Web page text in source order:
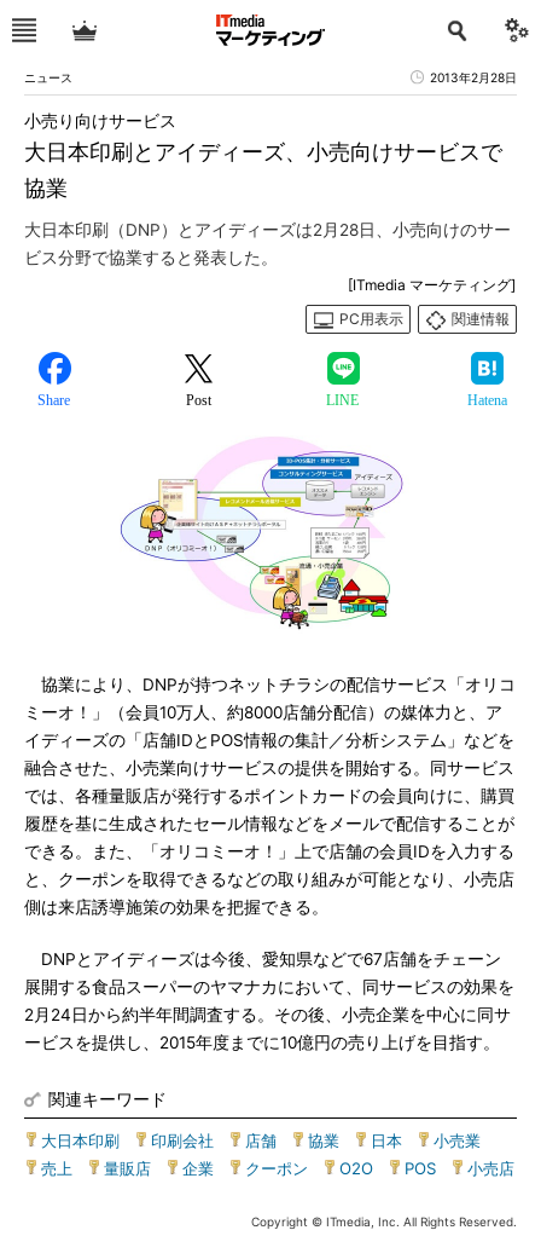
ニュース 2013年2月28日
大日本印刷とアイディーズ、小売向けサービスで
協業
小売り向けサービス
大日本印刷（DNP）とアイディーズは2月28日、小売向けのサー
ビス分野で協業すると発表した。
[ITmedia マーケティング]
PC用表示
関連情報
Share Post LINE Hatena
協業により、DNPが持つネットチラシの配信サービス「オリコ
ミーオ！」（会員10万人、約8000店舗分配信）の媒体力と、ア
イディーズの「店舗IDとPOS情報の集計／分析システム」などを
融合させた、小売業向けサービスの提供を開始する。同サービス
では、各種量販店が発行するポイントカードの会員向けに、購買
履歴を基に生成されたセール情報などをメールで配信することが
できる。また、「オリコミーオ！」上で店舗の会員IDを入力する
と、クーポンを取得できるなどの取り組みが可能となり、小売店
側は来店誘導施策の効果を把握できる。
DNPとアイディーズは今後、愛知県などで67店舗をチェーン
展開する食品スーパーのヤマナカにおいて、同サービスの効果を
2月24日から約半年間調査する。その後、小売企業を中心に同サ
ービスを提供し、2015年度までに10億円の売り上げを目指す。
関連キーワード
大日本印刷 印刷会社 店舗 協業 日本 小売業
売上
量販店 企業 クーポン O2O POS 小売店
Copyright © ITmedia, Inc. All Rights Reserved.